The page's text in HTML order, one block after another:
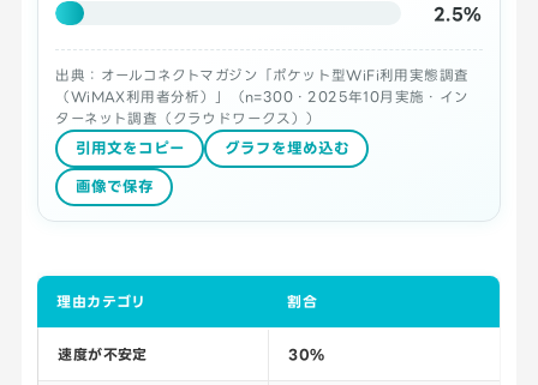
2.5%
出典：オールコネクトマガジン「ポケット型WiFi利用実態調査
（WiMAX利用者分析）」（n=300・2025年10月実施・イン
ターネット調査（クラウドワークス））
引用文をコピー グラフを埋め込む
画像で保存
理由カテゴリ 割合
速度が不安定 30%